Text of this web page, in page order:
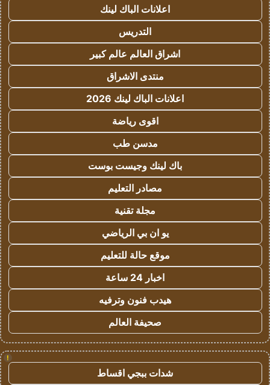
اعلانات الباك لينك
التدريس
اشراق العالم عالم كبير
منتدى الاشراق
اعلانات الباك لينك 2026
اقوى رياضة
مدسن طب
باك لينك وجيست بوست
مصادر التعليم
مجلة تقنية
يو ان بي الرياضي
موقع حالة للتعليم
اخبار 24 ساعة
هيدب فنون وترفيه
صحيفة العالم
!
شدات ببجي اقساط